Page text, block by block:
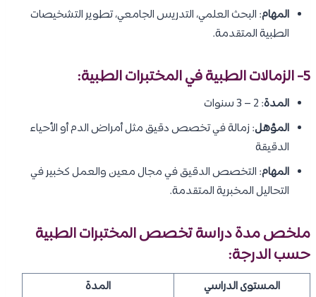
المهام: البحث العلمي، التدريس الجامعي، تطوير التشخيصات
الطبية المتقدمة.
5- الزمالات الطبية في المختبرات الطبية:
المدة: 2 – 3 سنوات
المؤهل: زمالة في تخصص دقيق مثل أمراض الدم أو الأحياء
الدقيقة
المهام: التخصص الدقيق في مجال معين والعمل كخبير في
التحاليل المخبرية المتقدمة.
ملخص مدة دراسة تخصص المختبرات الطبية
حسب الدرجة:
المستوى الدراسي
المدة